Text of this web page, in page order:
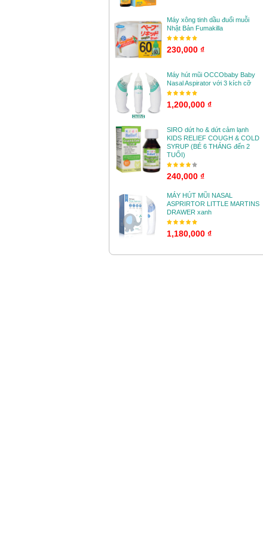
Máy xông tinh dầu đuổi muỗi
Nhật Bản Fumakilla
230,000 ₫
Máy hút mũi OCCObaby Baby
Nasal Aspirator với 3 kích cỡ
1,200,000 ₫
SIRO dứt ho & dứt cảm lạnh
KIDS RELIEF COUGH & COLD
SYRUP (BÉ 6 THÁNG đến 2
TUỔI)
240,000 ₫
MÁY HÚT MŨI NASAL
ASPRIRTOR LITTLE MARTINS
DRAWER xanh
1,180,000 ₫